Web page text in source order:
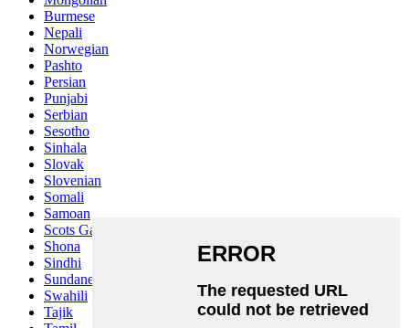
Burmese
Nepali
Norwegian
Pashto
Persian
Punjabi
Serbian
Sesotho
Sinhala
Slovak
Slovenian
Somali
Samoan
Scots Gaelic
Shona
Sindhi
Sundanese
Swahili
Tajik